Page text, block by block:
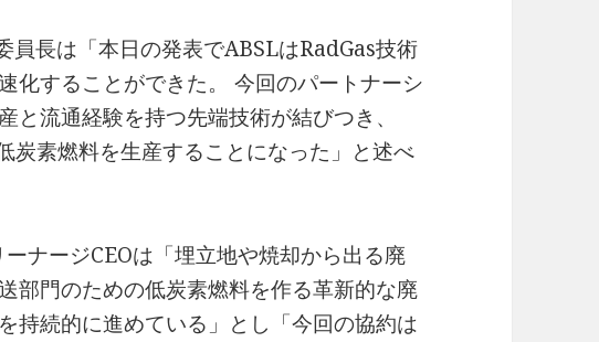
員長は「本日の発表でABSLはRadGas技術
化することができた。 今回のパートナーシ
と流通経験を持つ先端技術が結びつき、
炭素燃料を生産することになった」と述べ
ーナージCEOは「埋立地や焼却から出る廃
部門のための低炭素燃料を作る革新的な廃
持続的に進めている」とし「今回の協約は